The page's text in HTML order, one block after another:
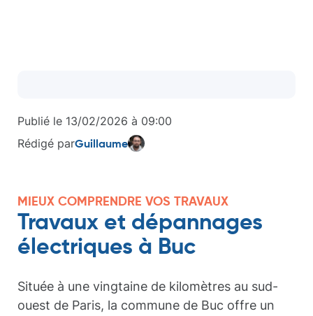
Publié le 13/02/2026 à 09:00
Rédigé parGuillaume
MIEUX COMPRENDRE VOS TRAVAUX
Travaux et dépannages
électriques à Buc
Située à une vingtaine de kilomètres au sud-
ouest de Paris, la commune de Buc offre un